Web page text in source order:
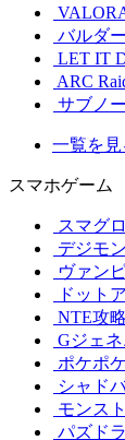
バルダ
LET IT
ARC
サブノ
一覧を見
スマホゲーム
スマグ
デジモ
ヴァン
ドット
NTE攻略
Gジェ
ポケポ
シャド
モンス
パズド